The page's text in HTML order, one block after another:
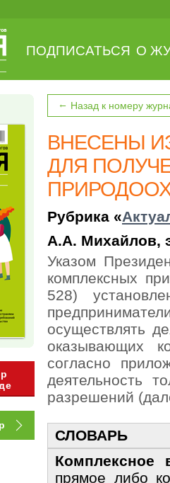
ПОДПИСАТЬСЯ О
← Назад к номеру
ВНЕСЕНЫ
ДЛЯ
Рубрика «
А.А. Михайлов,
Указом
комплексных
528)
осуществлять
оказывающих
согласно
деятельность
разрешений
СЛОВАРЬ
Комплексное
прямое либо